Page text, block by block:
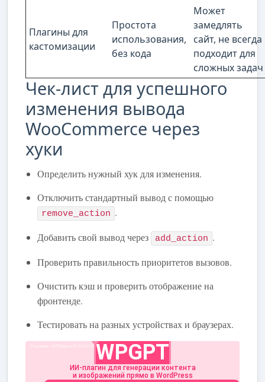
Плагины для
кастомизации
Простота
использования,
без кода
Может
замедлять
сайт, не всегда
подходит для
сложных задач
Чек-лист для успешного
изменения вывода
WooCommerce через
хуки
Определить нужный хук для изменения.
Отключить стандартный вывод с помощью
remove_action .
Добавить свой вывод через
add_action .
Проверить правильность приоритетов вызовов.
Очистить кэш и проверить отображение на
фронтенде.
Тестировать на разных устройствах и браузерах.